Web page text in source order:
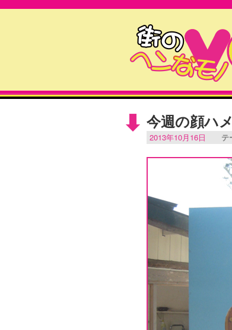
今週の顔ハメ
2013年10月16日 テ